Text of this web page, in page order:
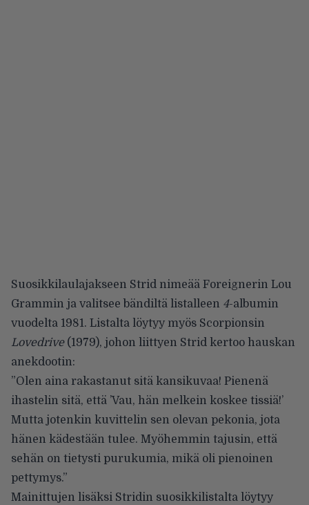
Suosikkilaulajakseen Strid nimeää Foreignerin Lou
Grammin ja valitsee bändiltä listalleen 4-albumin
vuodelta 1981. Listalta löytyy myös Scorpionsin
Lovedrive(1979), johon liittyen Strid kertoo hauskan
anekdootin:
”Olen aina rakastanut sitä kansikuvaa! Pienenä
ihastelin sitä, että ’Vau, hän melkein koskee tissiä!’
Mutta jotenkin kuvittelin sen olevan pekonia, jota
hänen kädestään tulee. Myöhemmin tajusin, että
sehän on tietysti purukumia, mikä oli pienoinen
pettymys.”
Mainittujen lisäksi Stridin suosikkilistalta löytyy